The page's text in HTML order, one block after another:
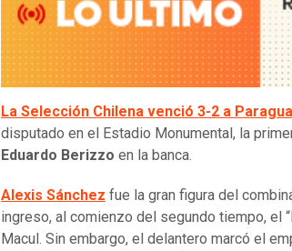
La Selección Chilena venció 3-2 a
disputado en el Estadio Monumental, la
Eduardo Berizzo en la banca.
Alexis Sánchez fue la gran figura del
ingreso, al comienzo del segundo tiempo, el
Macul. Sin embargo, el delantero marcó el